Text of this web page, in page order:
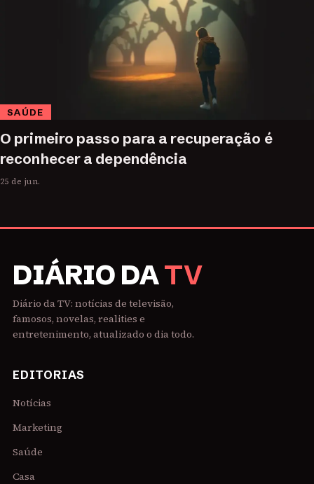
SAÚDE
O primeiro passo para a recuperação é
reconhecer a dependência
25 de jun.
DIÁRIO DATV
Diário da TV: notícias de televisão,
famosos, novelas, realities e
entretenimento, atualizado o dia todo.
EDITORIAS
Notícias
Marketing
Saúde
Casa